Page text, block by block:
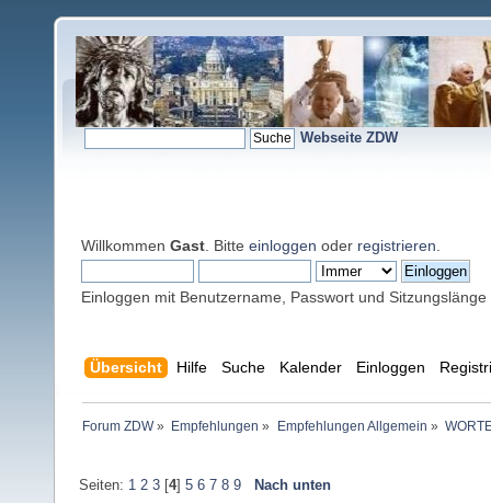
Webseite ZDW
Willkommen Gast . Bitte einloggen oder registrieren
Einloggen mit Benutzername, Passwort und Sitzungslänge
Übersicht Hilfe Suche Kalender Einloggen
Forum ZDW» Empfehlungen » Empfehlungen Allgemein »
Seiten: 1 2 3[4] 5 6 7 8 9 Nach unten